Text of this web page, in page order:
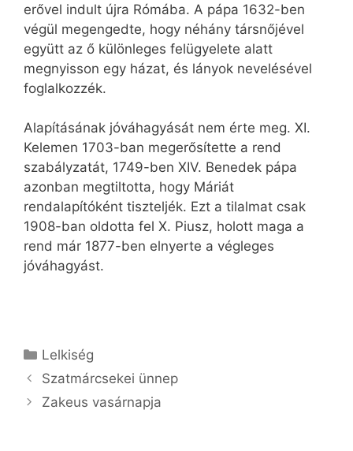
erővel indult újra Rómába. A pápa 1632-ben
végül megengedte, hogy néhány társnőjével
együtt az ő különleges felügyelete alatt
megnyisson egy házat, és lányok nevelésével
foglalkozzék.
Alapításának jóváhagyását nem érte meg. XI.
Kelemen 1703-ban megerősítette a rend
szabályzatát, 1749-ben XIV. Benedek pápa
azonban megtiltotta, hogy Máriát
rendalapítóként tiszteljék. Ezt a tilalmat csak
1908-ban oldotta fel X. Piusz, holott maga a
rend már 1877-ben elnyerte a végleges
jóváhagyást.
Kategória
Lelkiség
Szatmárcsekei ünnep
Zakeus vasárnapja